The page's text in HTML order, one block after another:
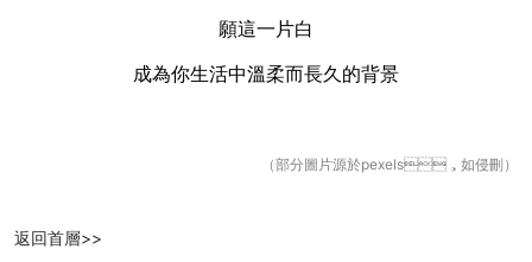
願這一片白
成為你生活中溫柔而長久的背景
（部分圖片源於pexels，如侵刪）
返回首層>>